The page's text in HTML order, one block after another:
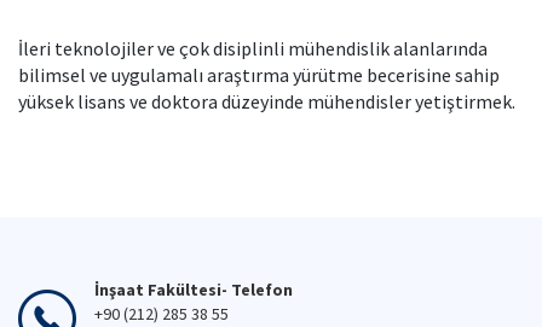
İleri teknolojiler ve çok disiplinli mühendislik alanlarında
bilimsel ve uygulamalı araştırma yürütme becerisine sahip
yüksek lisans ve doktora düzeyinde mühendisler yetiştirmek.
İnşaat Fakültesi- Telefon
+90 (212) 285 38 55